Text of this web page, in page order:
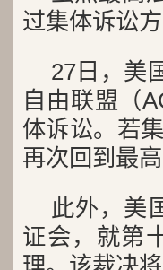
过集体诉讼
27日，美
自由联盟（
体诉讼。若
再次回到最高
此外，美
证会，就第